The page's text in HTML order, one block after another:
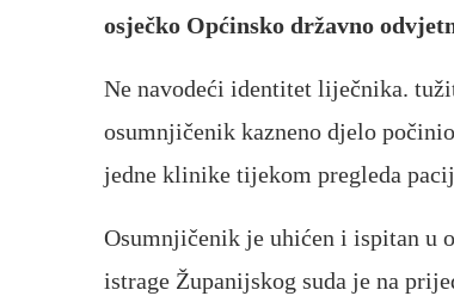
osječko Općinsko državno
Ne navodeći identitet liječnika.
osumnjičenik kazneno djelo
jedne klinike tijekom pregleda
Osumnjičenik je uhićen i ispitan u
istrage Županijskog suda je na